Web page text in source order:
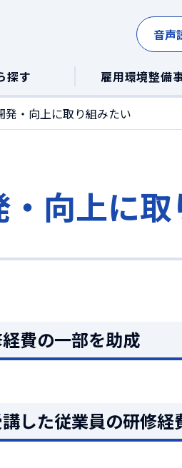
音声
探す 雇用環境整備
発・向上に取り組みたい
向上に
費の一部を助成
した従業員の研修経